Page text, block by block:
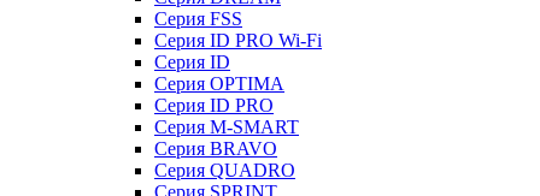
Серия FSS
Серия ID PRO Wi-Fi
Серия ID
Серия OPTIMA
Серия ID PRO
Серия M-SMART
Серия BRAVO
Серия QUADRO
Серия SPRINT